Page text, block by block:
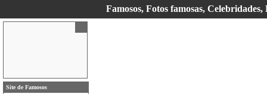
Famosos, Fotos famosas,
Site de Famosos